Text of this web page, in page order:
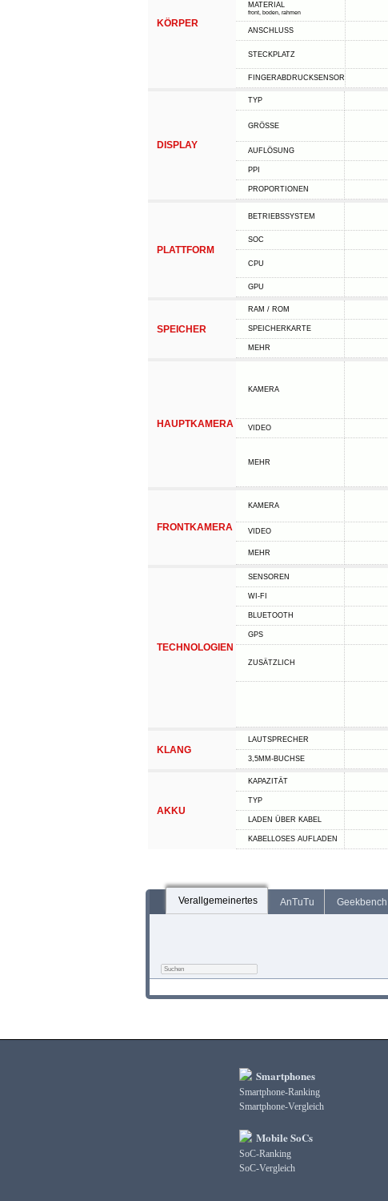
KÖRPER
MATERIAL
front, boden, rahmen
ANSCHLUSS
STECKPLATZ
FINGERABDRUCKSENSOR
DISPLAY
TYP
GRÖSSE
AUFLÖSUNG
PPI
PROPORTIONEN
PLATTFORM
BETRIEBSSYSTEM
SOC
CPU
GPU
SPEICHER
RAM / ROM
SPEICHERKARTE
MEHR
HAUPTKAMERA
KAMERA
VIDEO
MEHR
FRONTKAMERA
KAMERA
VIDEO
MEHR
TECHNOLOGIEN
SENSOREN
WI-FI
BLUETOOTH
GPS
ZUSÄTZLICH
KLANG
LAUTSPRECHER
3,5MM-BUCHSE
AKKU
KAPAZITÄT
TYP
LADEN ÜBER KABEL
KABELLOSES AUFLADEN
Verallgemeinertes AnTuTu Geekbench
Smartphones
Smartphone-Ranking
Smartphone-Vergleich
Mobile SoCs
SoC-Ranking
SoC-Vergleich